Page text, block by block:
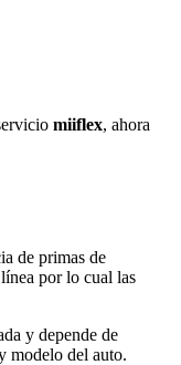
miiflex, ahora
de primas de
por lo cual las
y depende de
modelo del auto.